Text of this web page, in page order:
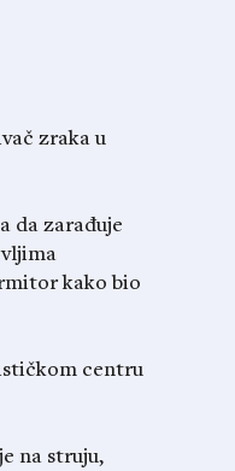
zraka u
da zarađuje
kako bio
centru
na struju,